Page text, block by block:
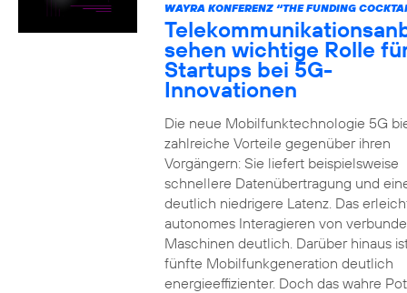
WAYRA KONFERENZ “THE FUNDING
sehen wichtige Rolle
Startups bei 5G-
Innovationen
Die neue Mobilfunktechnologie 5G
zahlreiche Vorteile gegenüber ihren
Vorgängern: Sie liefert beispielsweise
schnellere Datenübertragung und
deutlich niedrigere Latenz. Das
autonomes Interagieren von
Maschinen deutlich. Darüber hinaus
fünfte Mobilfunkgeneration deutlich
energieeffizienter. Doch das wahre